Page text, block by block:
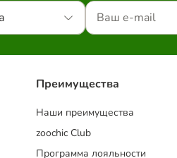
Преимуществa
Наши преимущества
zoochic Club
Программа лояльности